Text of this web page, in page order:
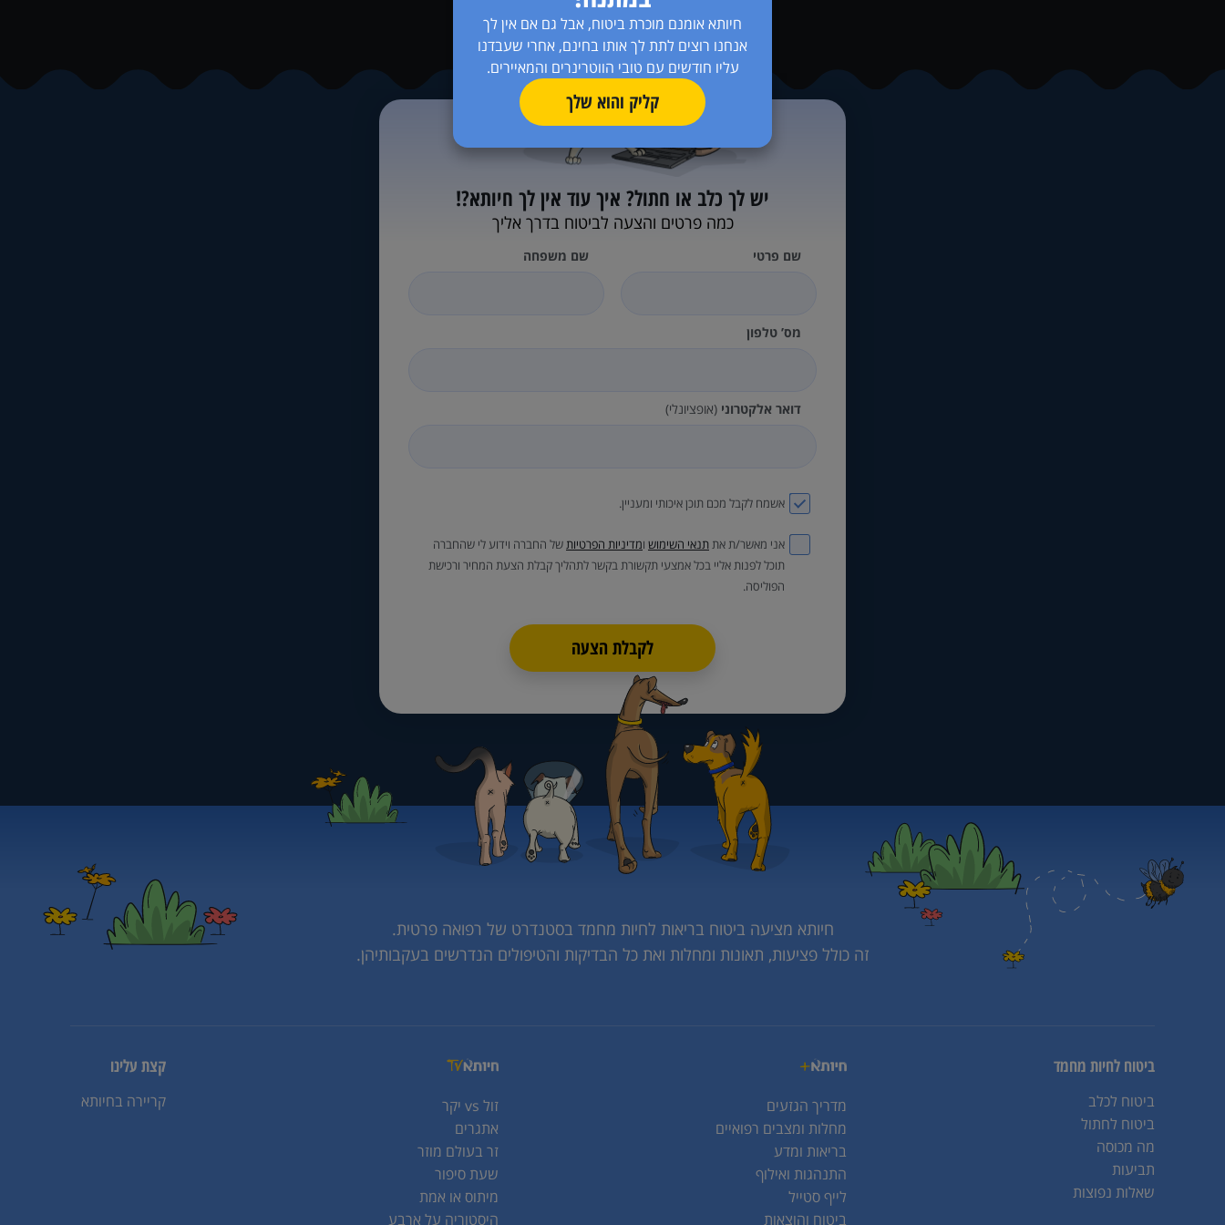
חיותא אומנם מוכרת ביטוח, אבל גם אם אין לך
אנחנו רוצים לתת לך אותו בחינם, אחרי שעבדנו
עליו חודשים עם טובי הווטרינרים והמאיירים.
קליק והוא שלך
יש לך כלב או חתול? איך עוד אין לך חיותא?!
כמה פרטים והצעה לביטוח בדרך אליך
שם פרטי שם משפחה
מס’ טלפון
דואר אלקטרוני (אופציונלי)
אשמח לקבל מכם תוכן איכותי ומעניין.
אני מאשר/ת אתתנאי השימוש ומדיניות הפרטיותשל החברה וידוע לי שהחברה
תוכל לפנות אליי בכל אמצעי תקשורת בקשר לתהליך קבלת הצעת המחיר ורכישת
הפוליסה.
לקבלת הצעה
חיותא מציעה ביטוח בריאות לחיות מחמד בסטנדרט של רפואה פרטית.
זה כולל פציעות, תאונות ומחלות ואת כל הבדיקות והטיפולים הנדרשים בעקבותיהן.
ביטוח לחיות מחמד
ביטוח לכלב
ביטוח לחתול
מה מכוסה
תביעות
שאלות נפוצות
מדריך הגזעים
מחלות ומצבים רפואיים
בריאות ומדע
התנהגות ואילוף
לייף סטייל
ביטוח והוצאות
זול vs יקר
אתגרים
זר בעולם מוזר
שעת סיפור
מיתוס או אמת
היסטוריה על ארבע
קצת עלינו
קריירה בחיותא